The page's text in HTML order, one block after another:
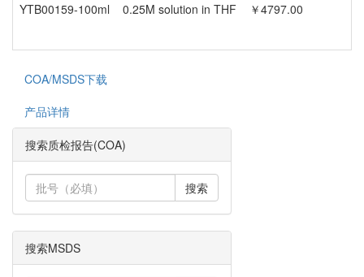
YTB00159-100ml
0.25M solution in THF ￥4797.00
COA/MSDS下载
产品详情
搜索质检报告(COA)
搜索
搜索MSDS